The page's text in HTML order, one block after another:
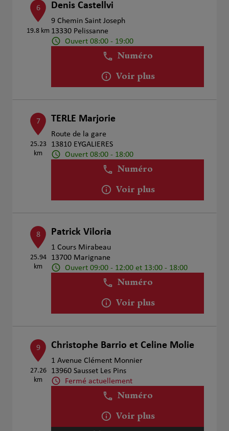
6
19.8 km
Denis Castellvi
9 Chemin Saint Joseph
13330 Pelissanne
Ouvert 08:00 - 19:00
Numéro
Voir plus
7
25.23
km
TERLE Marjorie
Route de la gare
13810 EYGALIERES
Ouvert 08:00 - 18:00
Numéro
Voir plus
8
25.94
km
Patrick Viloria
1 Cours Mirabeau
13700 Marignane
Ouvert 09:00 - 12:00 et 13:00 - 18:00
Numéro
Voir plus
9
27.26
km
Christophe Barrio et Celine Molie
1 Avenue Clément Monnier
13960 Sausset Les Pins
Fermé actuellement
Numéro
Voir plus